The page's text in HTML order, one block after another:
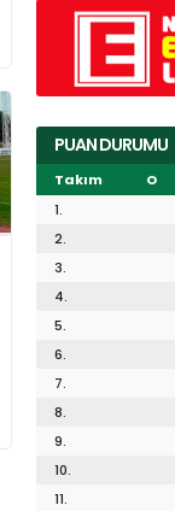
PUAN DURUMU
Takım O
1.
2.
3.
4.
5.
6.
7.
8.
9.
10.
11.